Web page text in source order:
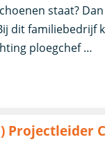
staat?
dit familiebedrijf
ploegchef …
Projectleider